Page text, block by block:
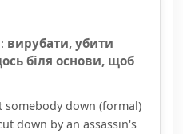
вирубати, убити
біля основи, щоб
down (formal)
down by an assassin's